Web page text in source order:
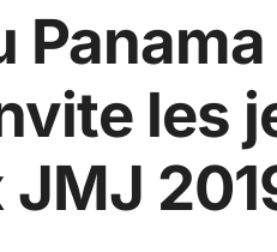
les
JMJ